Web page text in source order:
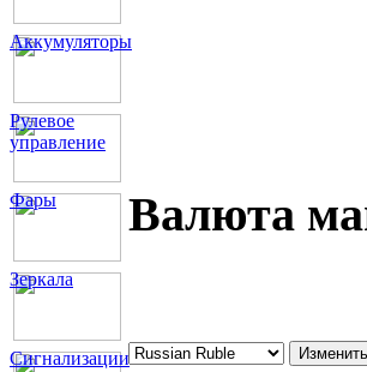
Аккумуляторы
Рулевое
управление
Фары
Зеркала
Сигнализации
Валюта